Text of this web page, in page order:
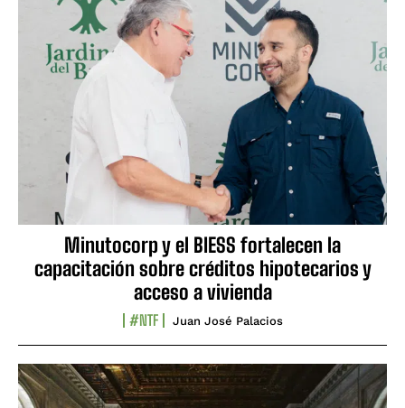
Minutocorp y el BIESS fortalecen la
capacitación sobre créditos hipotecarios y
acceso a vivienda
#NTF Juan José Palacios